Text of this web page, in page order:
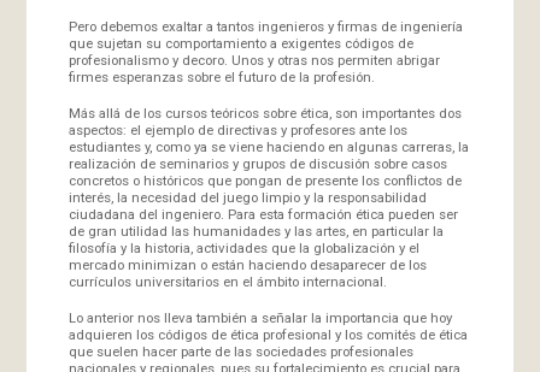
Pero debemos exaltar a tantos ingenieros y firmas de ingeniería
que sujetan su comportamiento a exigentes códigos de
profesionalismo y decoro. Unos y otras nos permiten abrigar
firmes esperanzas sobre el futuro de la profesión.
Más allá de los cursos teóricos sobre ética, son importantes dos
aspectos: el ejemplo de directivas y profesores ante los
estudiantes y, como ya se viene haciendo en algunas carreras, la
realización de seminarios y grupos de discusión sobre casos
concretos o históricos que pongan de presente los conflictos de
interés, la necesidad del juego limpio y la responsabilidad
ciudadana del ingeniero. Para esta formación ética pueden ser
de gran utilidad las humanidades y las artes, en particular la
filosofía y la historia, actividades que la globalización y el
mercado minimizan o están haciendo desaparecer de los
currículos universitarios en el ámbito internacional.
Lo anterior nos lleva también a señalar la importancia que hoy
adquieren los códigos de ética profesional y los comités de ética
que suelen hacer parte de las sociedades profesionales
nacionales y regionales, pues su fortalecimiento es crucial para